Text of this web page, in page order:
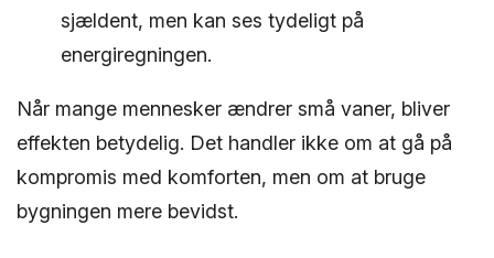
sjældent, men kan ses tydeligt på
energiregningen.
Når mange mennesker ændrer små vaner, bliver
effekten betydelig. Det handler ikke om at gå på
kompromis med komforten, men om at bruge
bygningen mere bevidst.